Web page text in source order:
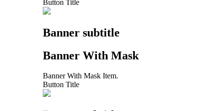
Button Title
Banner subtitle
Banner With Mask
Banner With Mask Item.
Button Title